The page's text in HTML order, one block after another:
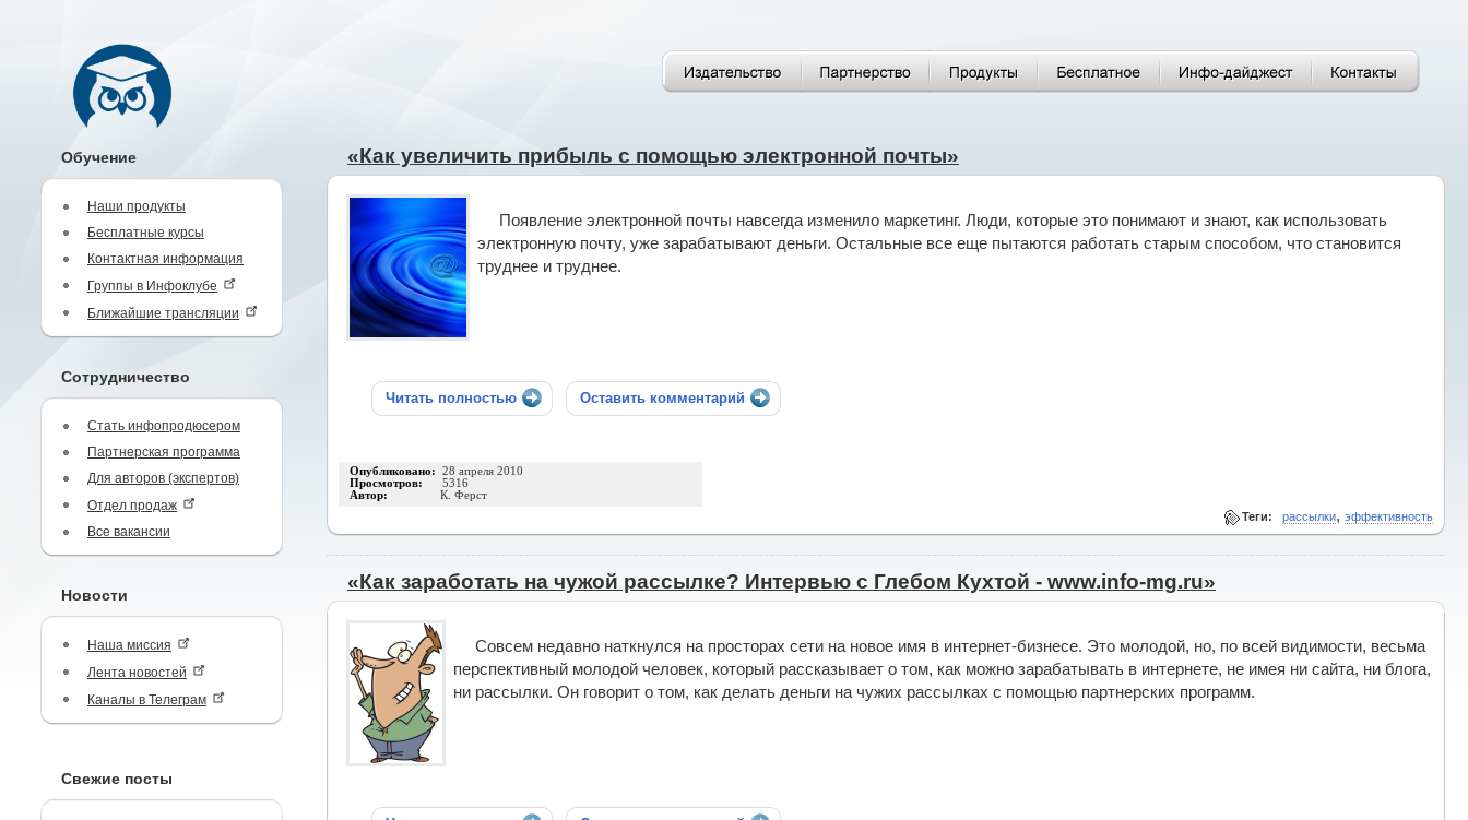
Обучение
Наши продукты
Бесплатные курсы
Контактная информация
Группы в Инфоклубе
Ближайшие трансляции
Сотрудничество
Стать инфопродюсером
Партнерская программа
Для авторов (экспертов)
Отдел продаж
Все вакансии
Новости
Наша миссия
Лента новостей
Каналы в Телеграм
Свежие посты
«Как увеличить прибыль с помощью электронной почты»
Появление электронной почты навсегда изменило маркетинг. Люди, которые это понимают и знают, как использовать
электронную почту, уже зарабатывают деньги. Остальные все еще пытаются работать старым способом, что становится
труднее и труднее.
Читать полностью Оставить комментарий
Опубликовано: 28 апреля 2010
Просмотров: 5316
Автор: К. Ферст
Теги: рассылки, эффективность
«Как заработать на чужой рассылке? Интервью с Глебом Кухтой - www.info-mg.ru»
Совсем недавно наткнулся на просторах сети на новое имя в интернет-бизнесе. Это молодой, но, по всей видимости, весьма
перспективный молодой человек, который рассказывает о том, как можно зарабатывать в интернете, не имея ни сайта, ни блога,
ни рассылки. Он говорит о том, как делать деньги на чужих рассылках с помощью партнерских программ.